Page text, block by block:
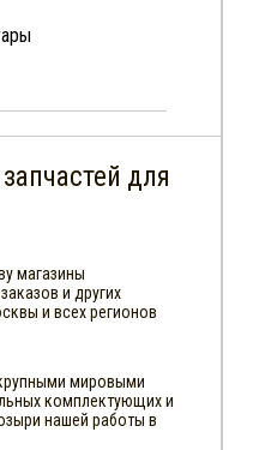
для
магазины
и других
и всех регионов
мировыми
комплектующих и
нашей работы в